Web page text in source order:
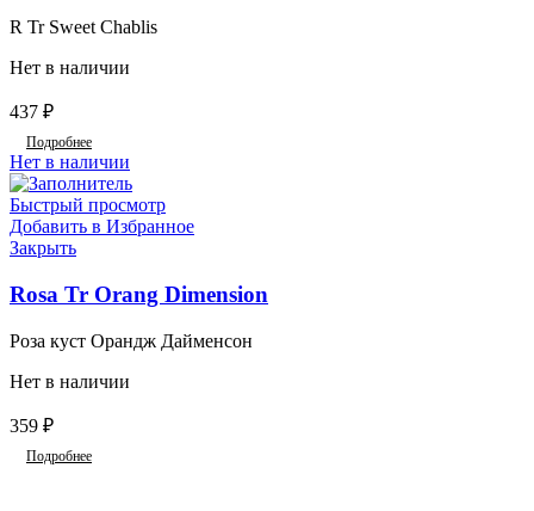
R Tr Sweet Chablis
Нет в наличии
437 ₽
Подробнее
Нет в наличии
Быстрый просмотр
Добавить в Избранное
Закрыть
Rosa Tr Orang Dimension
Роза куст Орандж Дайменсон
Нет в наличии
359 ₽
Подробнее